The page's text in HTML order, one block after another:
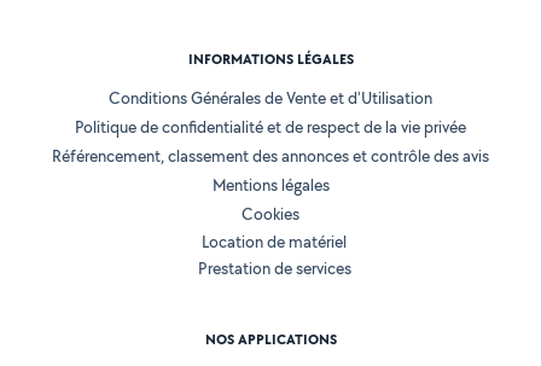
INFORMATIONS LÉGALES
Conditions Générales de Vente et d'Utilisation
Politique de confidentialité et de respect de la vie privée
Référencement, classement des annonces et contrôle des avis
Mentions légales
Cookies
Location de matériel
Prestation de services
NOS APPLICATIONS